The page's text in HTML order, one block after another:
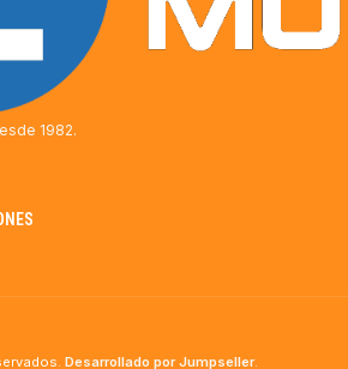
1982.
Desarrollado por Jumpseller.